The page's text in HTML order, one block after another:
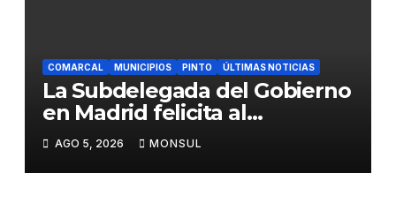
COMARCAL MUNICIPIOS PINTO ÚLTIMAS NOTICIAS
La Subdelegada del Gobierno
en Madrid felicita al
Ayuntamiento de Pinto por
su dispositivo de seguridad
en las Fiestas Patronales
AGO 5, 2026 MONSUL